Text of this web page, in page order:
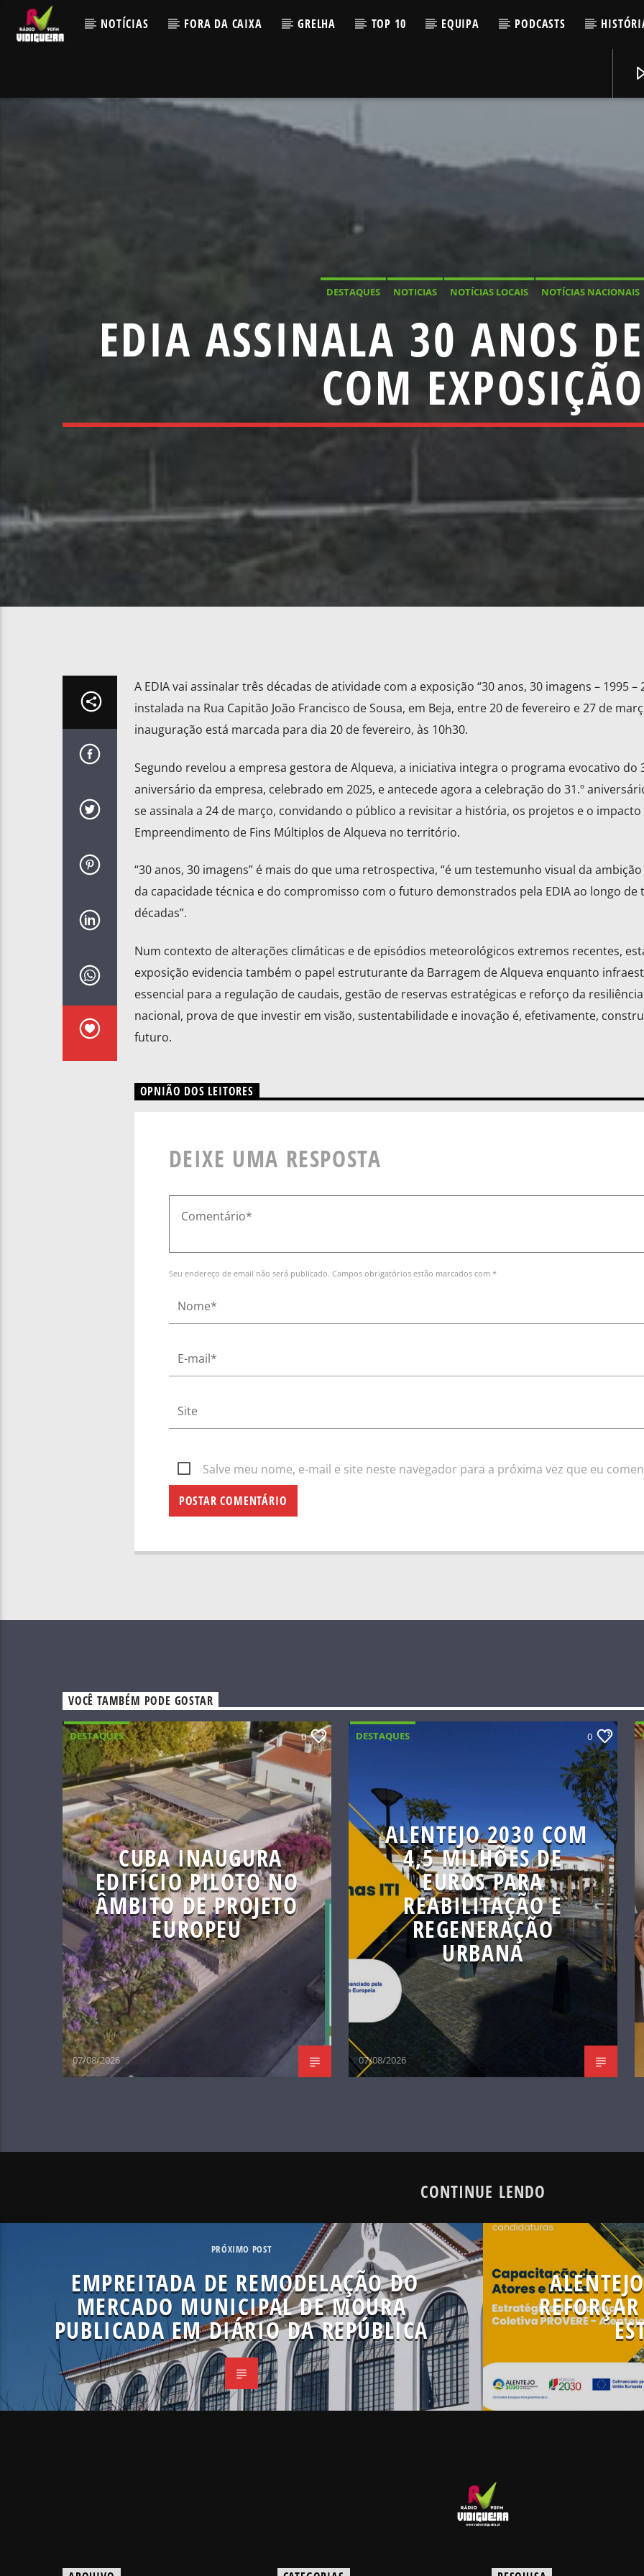
NOTÍCIAS FORA DA CAIXA GRELHA TOP 10 EQUIPA PODCASTS
DESTAQUES NOTICIAS NOTÍCIAS LOCAIS NOTÍCIAS NACIONAIS
EDIA ASSINALA 30 ANOS
COM EXPOSIÇÃO
A EDIA vai assinalar três décadas de atividade com a exposição “30 anos, 30 imagens – 1995 –
instalada na Rua Capitão João Francisco de Sousa, em Beja, entre 20 de fevereiro e 27 de
inauguração está marcada para dia 20 de fevereiro, às 10h30.
Segundo revelou a empresa gestora de Alqueva, a iniciativa integra o programa evocativo do
aniversário da empresa, celebrado em 2025, e antecede agora a celebração do 31.º
se assinala a 24 de março, convidando o público a revisitar a história, os projetos e o impacto
Empreendimento de Fins Múltiplos de Alqueva no território.
“30 anos, 30 imagens” é mais do que uma retrospectiva, “é um testemunho visual da
da capacidade técnica e do compromisso com o futuro demonstrados pela EDIA ao longo de
décadas”.
Num contexto de alterações climáticas e de episódios meteorológicos extremos recentes,
exposição evidencia também o papel estruturante da Barragem de Alqueva enquanto
essencial para a regulação de caudais, gestão de reservas estratégicas e reforço da
nacional, prova de que investir em visão, sustentabilidade e inovação é, efetivamente,
futuro.
OPNIÃO DOS LEITORES
DEIXE UMA RESPOSTA
Seu endereço de email não será publicado. Campos obrigatórios estão marcados com *
Salve meu nome, e-mail e site neste navegador para a próxima vez que eu
VOCÊ TAMBÉM PODE GOSTAR
DESTAQUES 0
CUBA INAUGURA
EDIFÍCIO PILOTO NO
ÂMBITO DE PROJETO
EUROPEU
07/08/2026
DESTAQUES 0
ALENTEJO 2030 COM
4,5 MILHÕES DE
EUROS PARA
REABILITAÇÃO E
REGENERAÇÃO
URBANA
07/08/2026
CONTINUE LENDO
PRÓXIMO POST
EMPREITADA DE REMODELAÇÃO DO
MERCADO MUNICIPAL DE MOURA
PUBLICADA EM DIÁRIO DA REPÚBLICA